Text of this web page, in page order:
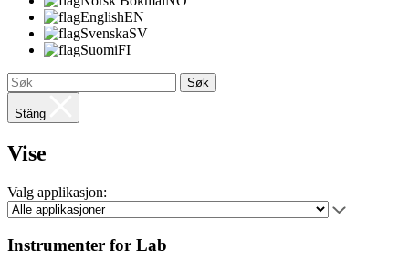
EnglishEN
SvenskaSV
SuomiFI
Søk
Stäng
Vise
Valg applikasjon:
Instrumenter for Lab